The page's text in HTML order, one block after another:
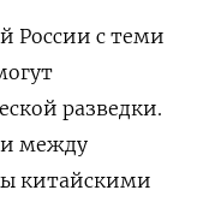
России с теми
разведки.
между
китайскими